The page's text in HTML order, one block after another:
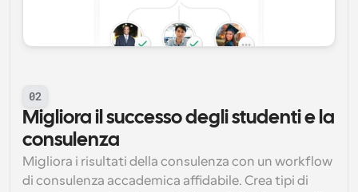
02
Migliora il successo degli studenti e la
consulenza
Migliora i risultati della consulenza con un workflow
di consulenza accademica affidabile. Crea tipi di